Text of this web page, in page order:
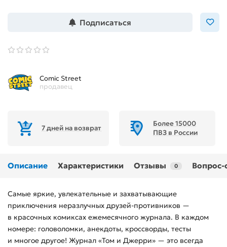
Подписаться
Comic Street
продавец
7 дней на возврат
Более 15000
ПВЗ в России
Описание Характеристики Отзывы 0 Вопрос-
Самые яркие, увлекательные и захватывающие
приключения неразлучных друзей-противников —
в красочных комиксах ежемесячного журнала. В каждом
номере: головоломки, анекдоты, кроссворды, тесты
и многое другое! Журнал «Том и Джерри» — это всегда